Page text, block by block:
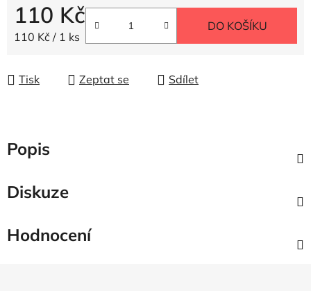
110 Kč
Měrná cena:
110 Kč / 1 ks
DO KOŠÍKU
Tisk Zeptat se Sdílet
Popis
Diskuze
Hodnocení